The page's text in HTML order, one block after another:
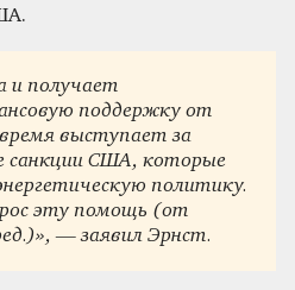
и получает
поддержку от
выступает за
санкции США, которые
политику.
эту помощь (от
— заявил Эрнст.